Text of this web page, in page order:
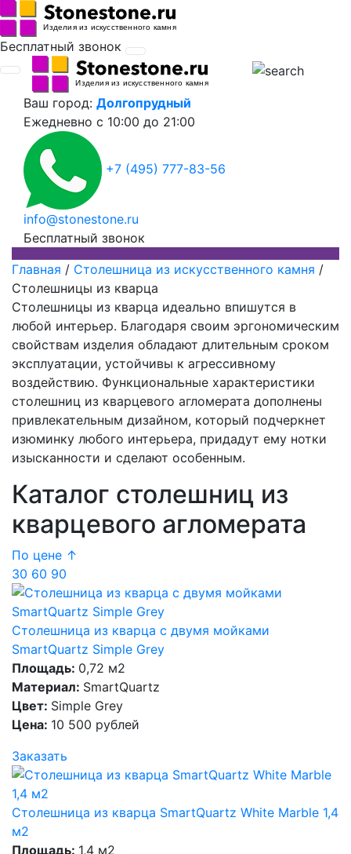
Бесплатный звонок
Ваш город: Долгопрудный
Ежедневно с 10:00 до 21:00
+7 (495) 777-83-56
info@stonestone.ru
Бесплатный звонок
Главная / Столешница из искусственного камня /
Столешницы из кварца
Столешницы из кварца идеально впишутся в
любой интерьер. Благодаря своим эргономическим
свойствам изделия обладают длительным сроком
эксплуатации, устойчивы к агрессивному
воздействию. Функциональные характеристики
столешниц из кварцевого агломерата дополнены
привлекательным дизайном, который подчеркнет
изюминку любого интерьера, придадут ему нотки
изысканности и сделают особенным.
Каталог столешниц из
кварцевого агломерата
По цене ↑
30 60 90
Столешница из кварца с двумя мойками
SmartQuartz Simple Grey
Площадь: 0,72 м2
Материал: SmartQuartz
Цвет: Simple Grey
Цена: 10 500 рублей
Заказать
Столешница из кварца SmartQuartz White Marble 1,4
м2
Площадь: 1,4 м2